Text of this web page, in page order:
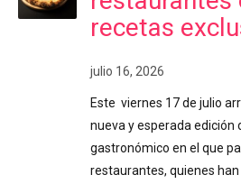
recetas
julio 16, 2026
Este viernes 17 de julio
nueva y esperada edición
gastronómico en el que
restaurantes, quienes